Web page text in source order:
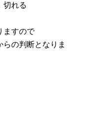
切れる
ますので
の判断となりま